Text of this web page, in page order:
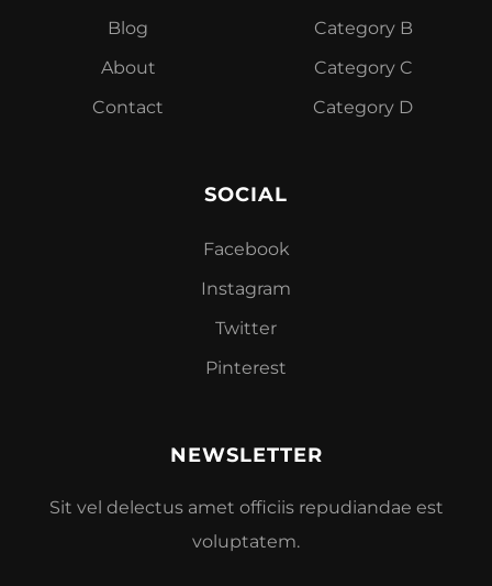
Blog
About
Contact
Category B
Category C
Category D
SOCIAL
Facebook
Instagram
Twitter
Pinterest
NEWSLETTER
Sit vel delectus amet officiis repudiandae est
voluptatem.